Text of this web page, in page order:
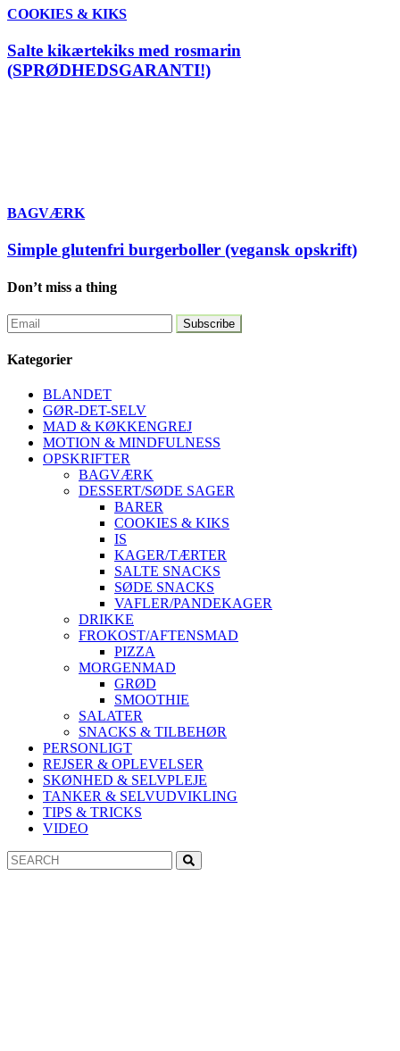
COOKIES & KIKS
Salte kikærtekiks med rosmarin
(SPRØDHEDSGARANTI!)
BAGVÆRK
Simple glutenfri burgerboller (vegansk opskrift)
Don’t miss a thing
Kategorier
BLANDET
GØR-DET-SELV
MAD & KØKKENGREJ
MOTION & MINDFULNESS
OPSKRIFTER
BAGVÆRK
DESSERT/SØDE SAGER
BARER
COOKIES & KIKS
IS
KAGER/TÆRTER
SALTE SNACKS
SØDE SNACKS
VAFLER/PANDEKAGER
DRIKKE
FROKOST/AFTENSMAD
PIZZA
MORGENMAD
GRØD
SMOOTHIE
SALATER
SNACKS & TILBEHØR
PERSONLIGT
REJSER & OPLEVELSER
SKØNHED & SELVPLEJE
TANKER & SELVUDVIKLING
TIPS & TRICKS
VIDEO
Search
for: